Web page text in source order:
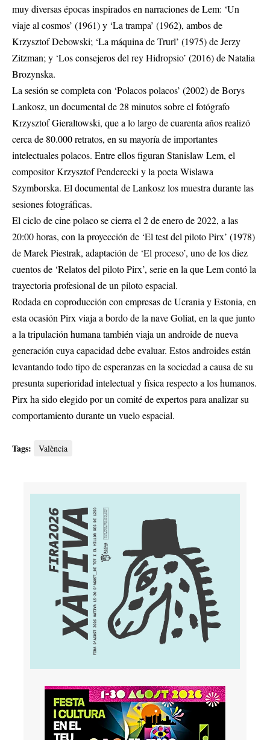
muy diversas épocas inspirados en narraciones de Lem: ‘Un
viaje al cosmos’ (1961) y ‘La trampa’ (1962), ambos de
Krzysztof Debowski; ‘La máquina de Trurl’ (1975) de Jerzy
Zitzman; y ‘Los consejeros del rey Hidropsio’ (2016) de Natalia
Brozynska.
La sesión se completa con ‘Polacos polacos’ (2002) de Borys
Lankosz, un documental de 28 minutos sobre el fotógrafo
Krzysztof Gieraltowski, que a lo largo de cuarenta años realizó
cerca de 80.000 retratos, en su mayoría de importantes
intelectuales polacos. Entre ellos figuran Stanislaw Lem, el
compositor Krzysztof Penderecki y la poeta Wislawa
Szymborska. El documental de Lankosz los muestra durante las
sesiones fotográficas.
El ciclo de cine polaco se cierra el 2 de enero de 2022, a las
20:00 horas, con la proyección de ‘El test del piloto Pirx’ (1978)
de Marek Piestrak, adaptación de ‘El proceso’, uno de los diez
cuentos de ‘Relatos del piloto Pirx’, serie en la que Lem contó la
trayectoria profesional de un piloto espacial.
Rodada en coproducción con empresas de Ucrania y Estonia, en
esta ocasión Pirx viaja a bordo de la nave Goliat, en la que junto
a la tripulación humana también viaja un androide de nueva
generación cuya capacidad debe evaluar. Estos androides están
levantando todo tipo de esperanzas en la sociedad a causa de su
presunta superioridad intelectual y física respecto a los humanos.
Pirx ha sido elegido por un comité de expertos para analizar su
comportamiento durante un vuelo espacial.
Tags: València